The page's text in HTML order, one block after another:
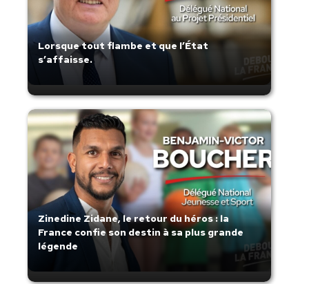
Lorsque tout flambe et que l’État
s’affaisse.
Zinedine Zidane, le retour du héros : la
France confie son destin à sa plus grande
légende